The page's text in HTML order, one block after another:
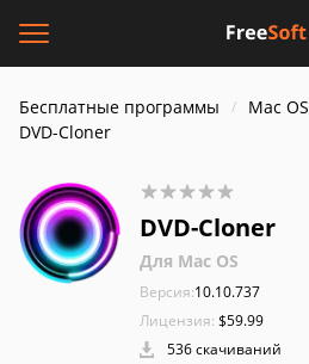
Бесплатные программы Mac OS
DVD-Cloner
DVD-Cloner
Для Mac OS
Версия:10.10.737
Лицензия: $59.99
536 скачиваний